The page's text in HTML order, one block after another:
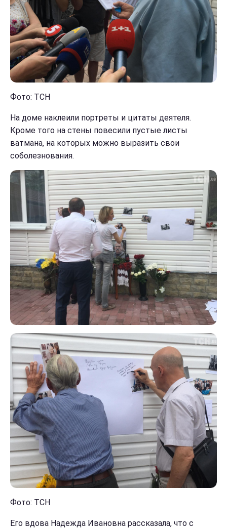
Фото: ТСН
На доме наклеили портреты и цитаты деятеля.
Кроме того на стены повесили пустые листы
ватмана, на которых можно выразить свои
соболезнования.
Фото: ТСН
Его вдова Надежда Ивановна рассказала, что с